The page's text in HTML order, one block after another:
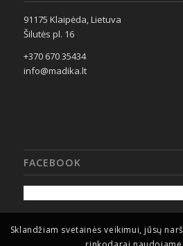
91175 Klaipėda, Lietuva
Šilutės pl. 16
+370 670 35434
info@madika.lt
FACEBOOK
Sklandžiam svetainės veikimui, jūsų